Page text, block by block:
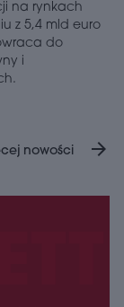
na rynkach
z 5,4 mld euro
do
i
nowości arrow_forward